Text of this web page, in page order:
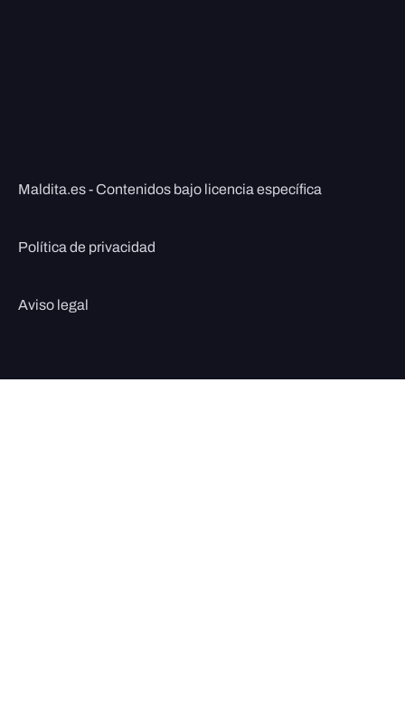
Maldita.es - Contenidos bajo licencia específica
Política de privacidad
Aviso legal